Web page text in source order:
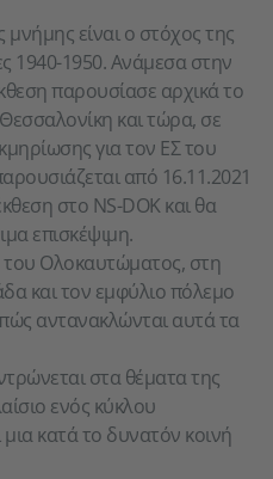
είναι ο στόχος της
1940-1950. Ανάμεσα στην
παρουσίασε αρχικά το
και τώρα, σε
για τον ΕΣ του
από 16.11.2021
στο NS-DOK και θα
επισκέψιμη.
του Ολοκαυτώματος, στη
και τον εμφύλιο πόλεμο
αντανακλώνται αυτά τα
στα θέματα της
ενός κύκλου
κατά το δυνατόν κοινή